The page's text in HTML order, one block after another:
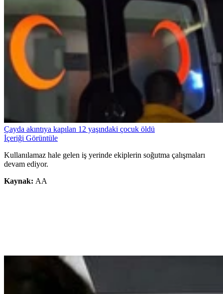
Çayda akıntıya kapılan 12 yaşındaki çocuk öldü
İçeriği Görüntüle
Kullanılamaz hale gelen iş yerinde ekiplerin soğutma çalışmaları
devam ediyor.
Kaynak: AA